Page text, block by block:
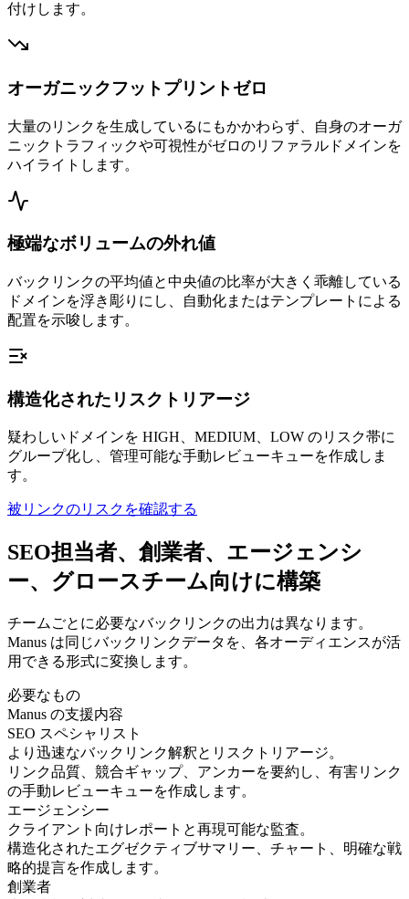
付けします。
オーガニックフットプリントゼロ
大量のリンクを生成しているにもかかわらず、自身のオーガ
ニックトラフィックや可視性がゼロのリファラルドメインを
ハイライトします。
極端なボリュームの外れ値
バックリンクの平均値と中央値の比率が大きく乖離している
ドメインを浮き彫りにし、自動化またはテンプレートによる
配置を示唆します。
構造化されたリスクトリアージ
疑わしいドメインを HIGH、MEDIUM、LOW のリスク帯に
グループ化し、管理可能な手動レビューキューを作成しま
す。
被リンクのリスクを確認する
SEO担当者、創業者、エージェンシ
ー、グロースチーム向けに構築
チームごとに必要なバックリンクの出力は異なります。
Manus は同じバックリンクデータを、各オーディエンスが活
用できる形式に変換します。
必要なもの
Manus の支援内容
SEO スペシャリスト
より迅速なバックリンク解釈とリスクトリアージ。
リンク品質、競合ギャップ、アンカーを要約し、有害リンク
の手動レビューキューを作成します。
エージェンシー
クライアント向けレポートと再現可能な監査。
構造化されたエグゼクティブサマリー、チャート、明確な戦
略的提言を作成します。
創業者